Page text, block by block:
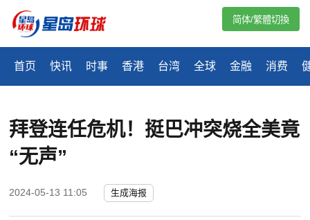
首页 快讯 时事 香港 台湾 全球 金融 消费
简体/繁體切換
拜登连任危机！挺巴冲突烧全美竟
“无声”
2024-05-13 11:05 生成海报